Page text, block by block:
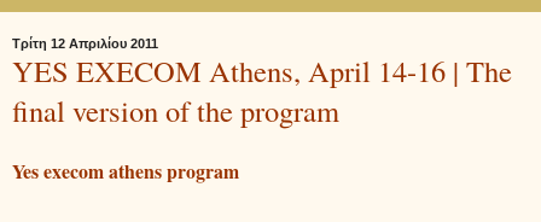
Τρίτη 12 Απριλίου 2011
YES EXECOM Athens, April 14-16 | The
final version of the program
Yes execom athens program